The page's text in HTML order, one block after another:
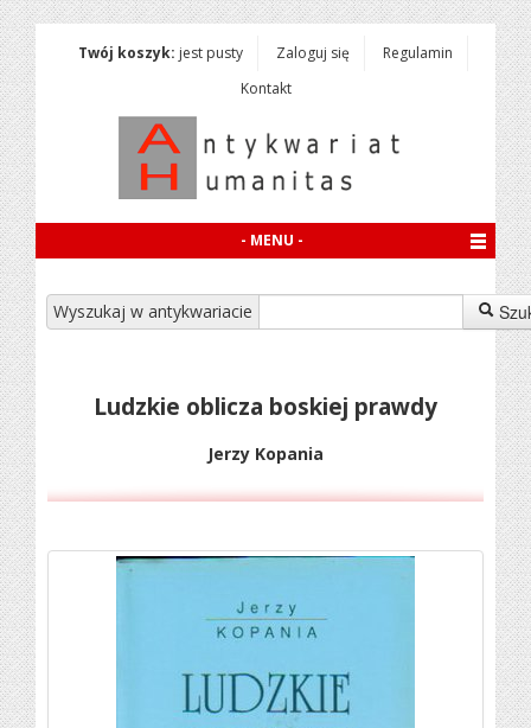
Twój koszyk: jest pusty Zaloguj się
Regulamin
Kontakt
- MENU -
Wyszukaj w antykwariacie
Ludzkie oblicza boskiej prawdy
Jerzy Kopania